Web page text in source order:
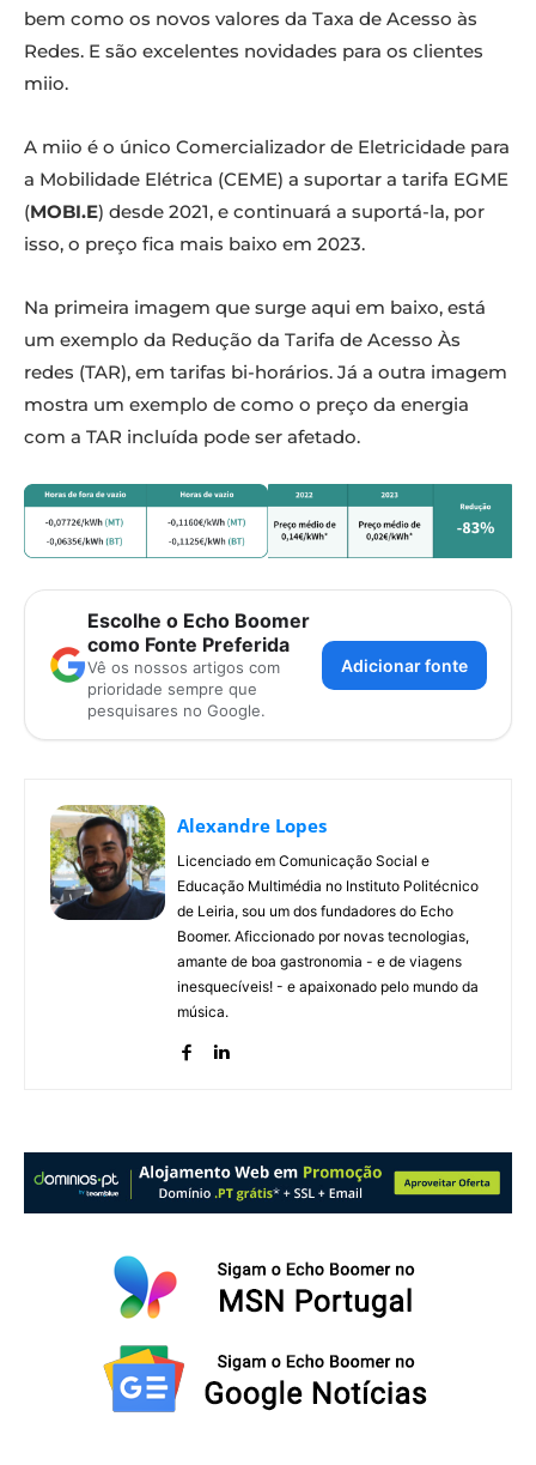
bem como os novos valores da Taxa de Acesso às
Redes. E são excelentes novidades para os clientes
miio.
A miio é o único Comercializador de Eletricidade para
a Mobilidade Elétrica (CEME) a suportar a tarifa EGME
(MOBI.E) desde 2021, e continuará a suportá-la, por
isso, o preço fica mais baixo em 2023.
Na primeira imagem que surge aqui em baixo, está
um exemplo da Redução da Tarifa de Acesso Às
redes (TAR), em tarifas bi-horários. Já a outra imagem
mostra um exemplo de como o preço da energia
com a TAR incluída pode ser afetado.
Escolhe o Echo Boomer
como Fonte Preferida
Vê os nossos artigos com
prioridade sempre que
pesquisares no Google.
Adicionar fonte
Alexandre Lopes
Licenciado em Comunicação Social e
Educação Multimédia no Instituto Politécnico
de Leiria, sou um dos fundadores do Echo
Boomer. Aficcionado por novas tecnologias,
amante de boa gastronomia - e de viagens
inesquecíveis! - e apaixonado pelo mundo da
música.